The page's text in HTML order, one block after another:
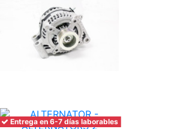
Entrega en 6-7 días laborables